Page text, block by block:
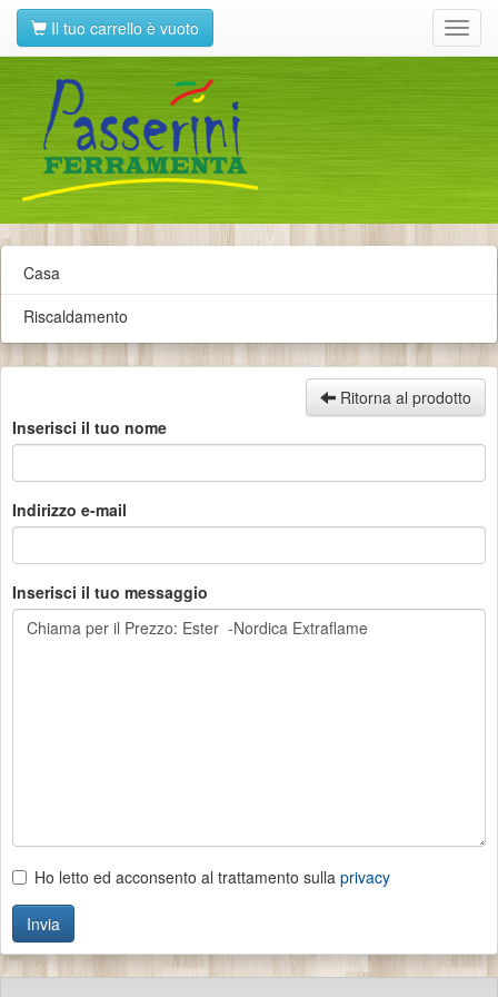
Il tuo carrello è vuoto
Casa
Riscaldamento
Ritorna al prodotto
Inserisci il tuo nome
Indirizzo e-mail
Inserisci il tuo messaggio
Ho letto ed acconsento al trattamento sulla privacy